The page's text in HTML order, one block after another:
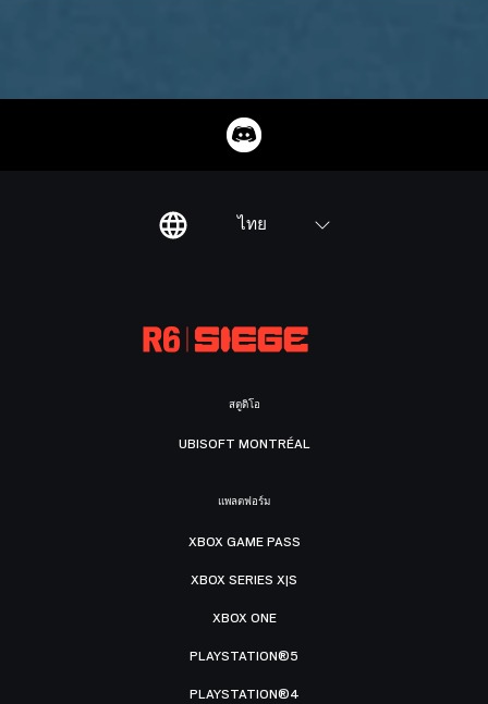
ไทย
สตูดิโอ
UBISOFT MONTRÉAL
แพลตฟอร์ม
XBOX GAME PASS
XBOX SERIES X|S
XBOX ONE
PLAYSTATION®5
PLAYSTATION®4